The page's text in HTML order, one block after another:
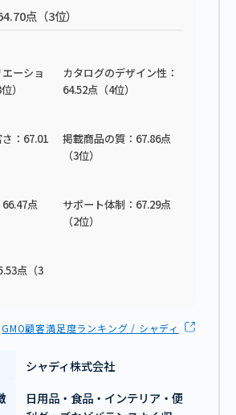
点（3位）
ーショ
）
カタログのデザイン性：
64.52点（4位）
：67.01
掲載商品の質：67.86点
（3位）
点
サポート体制：67.29点
（2位）
点（3
GMO顧客満足度ランキング / シャディ
シャディ株式会社
日用品・食品・インテリア・便